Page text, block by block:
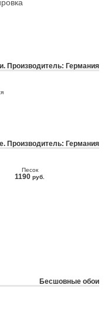
Производитель: Германия
Производитель: Германия
Песок
1190 руб.
Бесшовные обои